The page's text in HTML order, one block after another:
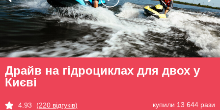
Драйв на гідроциклах для двох у
Києві
4.93 (220 відгуків) купили 13 644 рази